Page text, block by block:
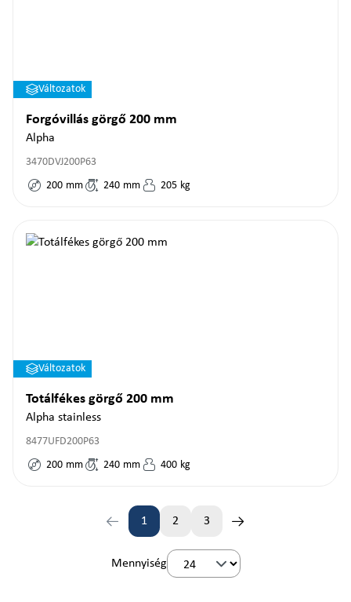
Változatok
Forgóvillás görgő 200 mm
Alpha
3470DVJ200P63
200 mm 240 mm 205 kg
Változatok
Totálfékes görgő 200 mm
Alpha stainless
8477UFD200P63
200 mm 240 mm 400 kg
Oldal
1 2 3
Mennyiség